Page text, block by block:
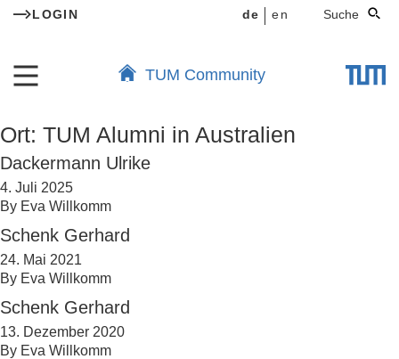
LOGIN de en Suche
TUM Community
Ort: TUM Alumni in Australien
Dackermann Ulrike
4. Juli 2025
By Eva Willkomm
Schenk Gerhard
24. Mai 2021
By Eva Willkomm
Schenk Gerhard
13. Dezember 2020
By Eva Willkomm